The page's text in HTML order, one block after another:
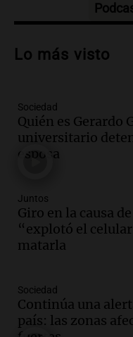
Audio.
controvertidos
Audio.
para modificar
privada en el
Panorama Federal
Audio.
contrato entre
Huawei en
Panorama Federal
la presencia
provincia y su
Panorama Federal
Lo más visto
Sociedad
Quién es Gerardo
universitario
esposa
Juntos
Giro en la causa
“explotó el
matarla
Sociedad
Continúa una
país: las zonas